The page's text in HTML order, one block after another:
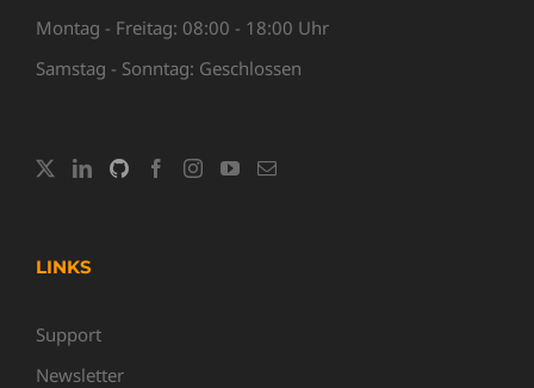
Montag - Freitag: 08:00 - 18:00 Uhr
Samstag - Sonntag: Geschlossen
LINKS
Support
Newsletter